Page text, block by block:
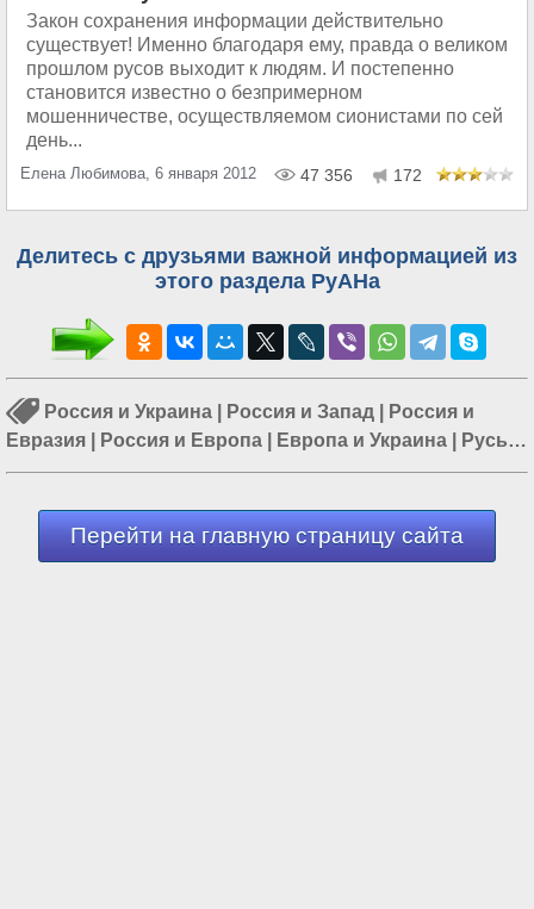
Закон сохранения информации действительно
существует! Именно благодаря ему, правда о великом
прошлом русов выходит к людям. И постепенно
становится известно о безпримерном
мошенничестве, осуществляемом сионистами по сей
день...
Елена Любимова, 6 января 2012 47 356 172
Делитесь с друзьями важной информацией из
этого раздела РуАНа
Россия и Украина Россия и Запад
Россия и
Евразия
Россия и Европа Европа и Украина Русь|
Русская история
Перейти на главную страницу сайта